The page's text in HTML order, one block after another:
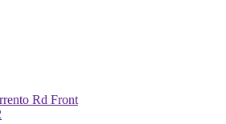
Rd Front